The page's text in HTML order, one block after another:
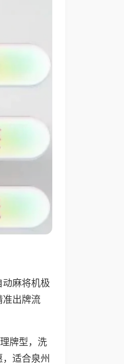
动麻将机极
准出牌流
牌型，洗
适合泉州